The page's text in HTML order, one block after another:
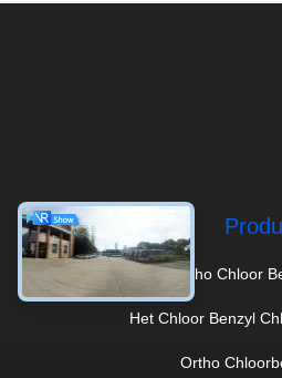
Ortho Chloor
Het Chloor Benzyl
Ortho